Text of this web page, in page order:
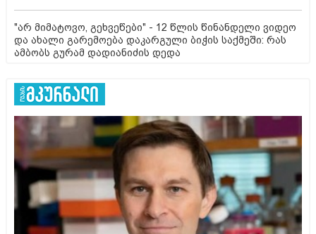
"არ მიმატოვო, გეხვეწები" - 12 წლის წინანდელი ვიდეო
და ახალი გარემოება დაკარგული ბიჭის საქმეში: რას
ამბობს გურამ დადიანიძის დედა